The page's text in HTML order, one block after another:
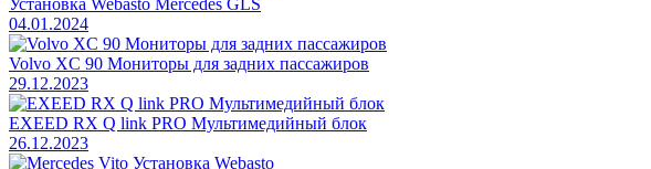
Установка Webasto Mercedes GLS
04.01.2024
Volvo XC 90 Мониторы для задних пассажиров
29.12.2023
EXEED RX Q link PRO Мультимедийный блок
26.12.2023